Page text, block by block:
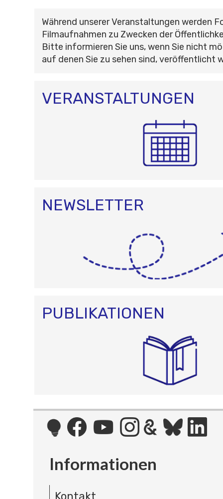
Während unserer Veranstaltungen werden
Filmaufnahmen zu Zwecken der
Bitte informieren Sie uns, wenn Sie nicht
auf denen Sie zu sehen sind, veröffentlicht
VERANSTALTUNGEN
NEWSLETTER
PUBLIKATIONEN
Informationen
Kontakt